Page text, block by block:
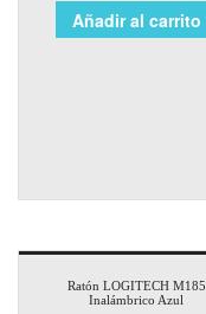
Añadir al carrito
Ratón LOGITECH M185
Inalámbrico Azul